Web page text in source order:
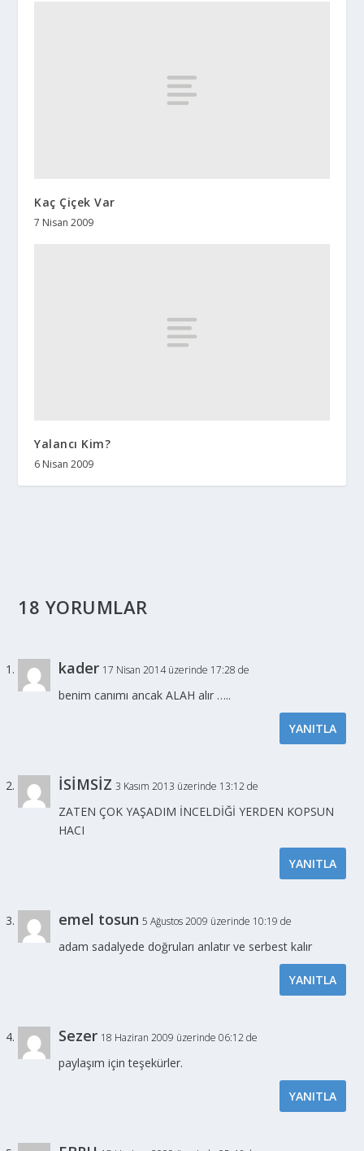
Kaç Çiçek Var
7 Nisan 2009
Yalancı Kim?
6 Nisan 2009
18 YORUMLAR
kader 17 Nisan 2014 üzerinde 17:28 de
benim canımı ancak ALAH alır …..
YANITLA
İSİMSİZ 3 Kasım 2013 üzerinde 13:12 de
ZATEN ÇOK YAŞADIM İNCELDİĞİ YERDEN KOPSUN
HACI
YANITLA
emel tosun 5 Ağustos 2009 üzerinde 10:19 de
adam sadalyede doğruları anlatır ve serbest kalır
YANITLA
Sezer 18 Haziran 2009 üzerinde 06:12 de
paylaşım için teşekürler.
YANITLA